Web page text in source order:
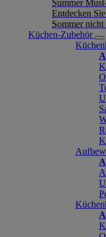
Summer
Entdecken
Sommer
Küchen-Zubehör